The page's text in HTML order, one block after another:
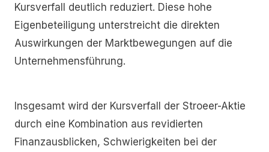
Kursverfall deutlich reduziert. Diese hohe
Eigenbeteiligung unterstreicht die direkten
Auswirkungen der Marktbewegungen auf die
Unternehmensführung.
Insgesamt wird der Kursverfall der Stroeer-Aktie
durch eine Kombination aus revidierten
Finanzausblicken, Schwierigkeiten bei der